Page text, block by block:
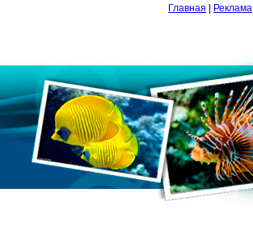
Главная Реклама